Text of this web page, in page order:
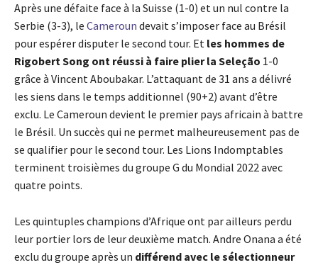
Après une défaite face à la Suisse (1-0) et un nul contre la
Serbie (3-3), le Cameroun devait s’imposer face au Brésil
pour espérer disputer le second tour. Et les hommes de
Rigobert Song ont réussi à faire plier la Seleção 1-0
grâce à Vincent Aboubakar. L’attaquant de 31 ans a délivré
les siens dans le temps additionnel (90+2) avant d’être
exclu. Le Cameroun devient le premier pays africain à battre
le Brésil. Un succès qui ne permet malheureusement pas de
se qualifier pour le second tour. Les Lions Indomptables
terminent troisièmes du groupe G du Mondial 2022 avec
quatre points.
Les quintuples champions d’Afrique ont par ailleurs perdu
leur portier lors de leur deuxième match. Andre Onana a été
exclu du groupe après un différend avec le sélectionneur